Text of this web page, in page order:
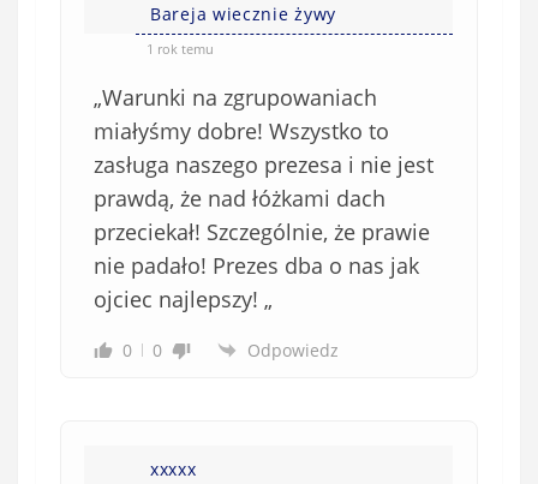
Bareja wiecznie żywy
1 rok temu
„Warunki na zgrupowaniach
miałyśmy dobre! Wszystko to
zasługa naszego prezesa i nie jest
prawdą, że nad łóżkami dach
przeciekał! Szczególnie, że prawie
nie padało! Prezes dba o nas jak
ojciec najlepszy! „
0 0 Odpowiedz
xxxxx